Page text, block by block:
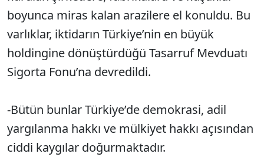
boyunca miras kalan arazilere el konuldu. Bu
varlıklar, iktidarın Türkiye’nin en büyük
holdingine dönüştürdüğü Tasarruf Mevduatı
Sigorta Fonu’na devredildi.
-Bütün bunlar Türkiye’de demokrasi, adil
yargılanma hakkı ve mülkiyet hakkı açısından
ciddi kaygılar doğurmaktadır.